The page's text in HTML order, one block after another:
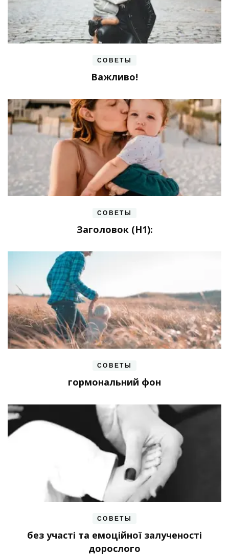
СОВЕТЫ
Важливо!
СОВЕТЫ
Заголовок (H1):
СОВЕТЫ
гормональний фон
СОВЕТЫ
без участі та емоційної залученості
дорослого